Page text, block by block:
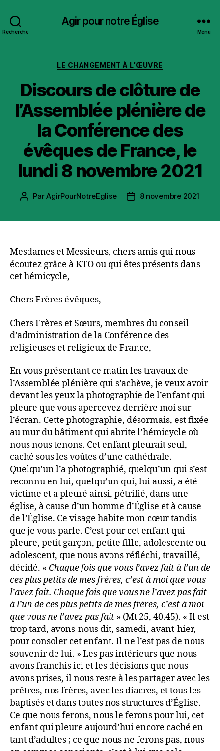
Recherche
Agir pour notre Église
Menu
Catégories
LE CHANGEMENT À L’ŒUVRE
Discours de clôture de
l’Assemblée plénière de
la Conférence des
évêques de France, le
lundi 8 novembre 2021
Auteur
ParAgirPourNotreEglise
Date8 novembre 2021
Mesdames et Messieurs, chers amis qui nous
écoutez grâce à KTO ou qui êtes présents dans
cet hémicycle,
Chers Frères évêques,
Chers Frères et Sœurs, membres du conseil
d’administration de la Conférence des
religieuses et religieux de France,
En vous présentant ce matin les travaux de
l’Assemblée plénière qui s’achève, je veux avoir
devant les yeux la photographie de l’enfant qui
pleure que vous apercevez derrière moi sur
l’écran. Cette photographie, désormais, est fixée
au mur du bâtiment qui abrite l’hémicycle où
nous nous tenons. Cet enfant pleurait seul,
caché sous les voûtes d’une cathédrale.
Quelqu’un l’a photographié, quelqu’un qui s’est
reconnu en lui, quelqu’un qui, lui aussi, a été
victime et a pleuré ainsi, pétrifié, dans une
église, à cause d’un homme d’Église et à cause
de l’Église. Ce visage habite mon cœur tandis
que je vous parle. C’est pour cet enfant qui
pleure, petit garçon, petite fille, adolescente ou
adolescent, que nous avons réfléchi, travaillé,
décidé. « Chaque fois que vous l’avez fait à l’un de
ces plus petits de mes frères, c’est à moi que vous
l’avez fait. Chaque fois que vous ne l’avez pas fait
à l’un de ces plus petits de mes frères, c’est à moi
que vous ne l’avez pas fait » (Mt 25, 40.45). « Il est
trop tard, avons-nous dit, samedi, avant-hier,
pour consoler cet enfant. Il ne l’est pas de nous
souvenir de lui. » Les pas intérieurs que nous
avons franchis ici et les décisions que nous
avons prises, il nous reste à les partager avec les
prêtres, nos frères, avec les diacres, et tous les
baptisés et dans toutes nos structures d’Église.
Ce que nous ferons, nous le ferons pour lui, cet
enfant qui pleure aujourd’hui encore caché en
tant d’adultes ; ce que nous ne ferons pas, nous